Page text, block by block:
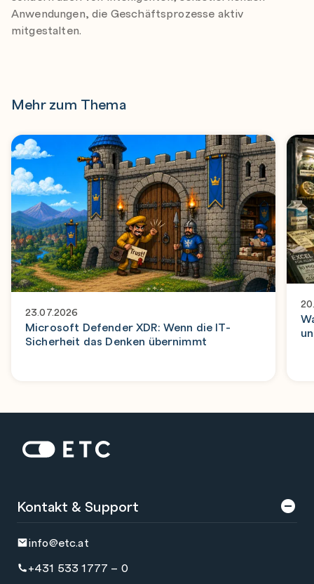
Anwendungen, die Geschäftsprozesse aktiv
mitgestalten.
Mehr zum Thema
23.07.2026
Microsoft Defender XDR: Wenn die IT-
Sicherheit das Denken übernimmt
Startseite: ETC
Kontakt & Support
info@etc.at
+431 533 1777 – 0